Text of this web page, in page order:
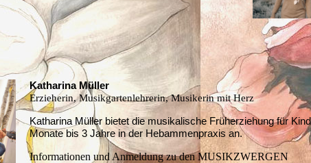
Katharina Müller
Erzieherin, Musikgartenlehrerin, Musikerin mit Herz
Katharina Müller bietet die musikalische Früherziehung für
Monate bis 3 Jahre in der Hebammenpraxis an.
Informationen und Anmeldung zu den MUSIKZWERGEN